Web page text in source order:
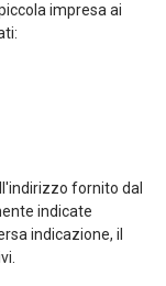
impresa ai
fornito dal
indicate
indicazione, il